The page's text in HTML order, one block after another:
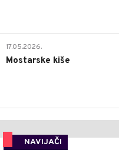
17.05.2026.
Mostarske kiše
NAVIJAČI